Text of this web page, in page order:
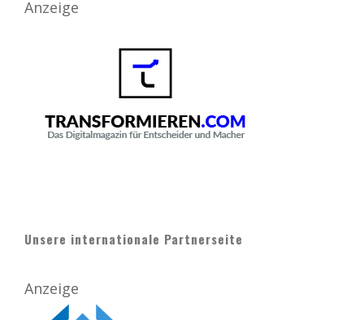
Anzeige
Unsere internationale Partnerseite
Anzeige